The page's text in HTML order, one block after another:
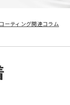
コーティング関連コラム